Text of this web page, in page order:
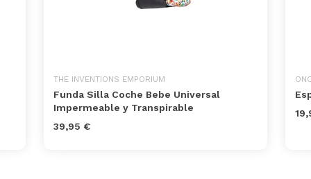
THE INVENTIONS EMPORIUM
Funda Silla Coche Bebe Universal
Impermeable y Transpirable
39,95 €